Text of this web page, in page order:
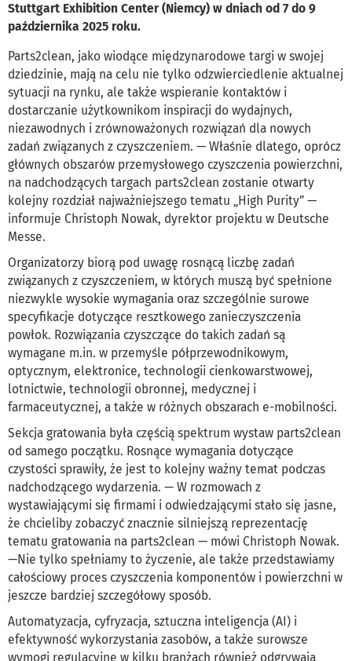
Stuttgart Exhibition Center (Niemcy) w dniach od 7 do 9
października 2025 roku.
Parts2clean, jako wiodące międzynarodowe targi w swojej
dziedzinie, mają na celu nie tylko odzwierciedlenie aktualnej
sytuacji na rynku, ale także wspieranie kontaktów i
dostarczanie użytkownikom inspiracji do wydajnych,
niezawodnych i zrównoważonych rozwiązań dla nowych
zadań związanych z czyszczeniem. — Właśnie dlatego, oprócz
głównych obszarów przemysłowego czyszczenia powierzchni,
na nadchodzących targach parts2clean zostanie otwarty
kolejny rozdział najważniejszego tematu „High Purity” —
informuje Christoph Nowak, dyrektor projektu w Deutsche
Messe.
Organizatorzy biorą pod uwagę rosnącą liczbę zadań
związanych z czyszczeniem, w których muszą być spełnione
niezwykle wysokie wymagania oraz szczególnie surowe
specyfikacje dotyczące resztkowego zanieczyszczenia
powłok. Rozwiązania czyszczące do takich zadań są
wymagane m.in. w przemyśle półprzewodnikowym,
optycznym, elektronice, technologii cienkowarstwowej,
lotnictwie, technologii obronnej, medycznej i
farmaceutycznej, a także w różnych obszarach e-mobilności.
Sekcja gratowania była częścią spektrum wystaw parts2clean
od samego początku. Rosnące wymagania dotyczące
czystości sprawiły, że jest to kolejny ważny temat podczas
nadchodzącego wydarzenia. — W rozmowach z
wystawiającymi się firmami i odwiedzającymi stało się jasne,
że chcieliby zobaczyć znacznie silniejszą reprezentację
tematu gratowania na parts2clean — mówi Christoph Nowak.
—Nie tylko spełniamy to życzenie, ale także przedstawiamy
całościowy proces czyszczenia komponentów i powierzchni w
jeszcze bardziej szczegółowy sposób.
Automatyzacja, cyfryzacja, sztuczna inteligencja (AI) i
efektywność wykorzystania zasobów, a także surowsze
wymogi regulacyjne w kilku branżach również odgrywają